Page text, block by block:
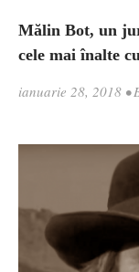
Mălin Bot, un
cele mai înalte
ianuarie 28, 2018 •